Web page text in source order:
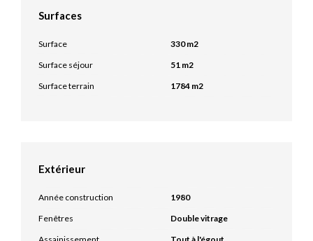
Surfaces
Surface
330 m2
Surface séjour
51 m2
Surface terrain
1784 m2
Extérieur
Année construction
1980
Fenêtres
Double vitrage